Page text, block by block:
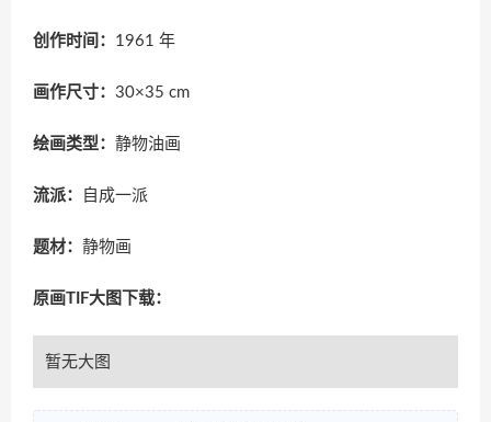
创作时间： 1961 年
画作尺寸： 30×35 cm
绘画类型： 静物油画
流派： 自成一派
题材： 静物画
原画TIF大图下载：
暂无大图